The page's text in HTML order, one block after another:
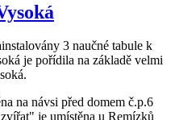
3 naučné tabule k
je pořídila na základě velmi
na návsi před domem č.p.6
je umístěna u Remízků